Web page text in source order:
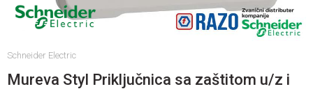
Schneider Electric
Mureva Styl Priključnica sa zaštitom u/z i